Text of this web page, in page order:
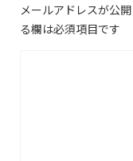
メールアドレスが公
る欄は必須項目です